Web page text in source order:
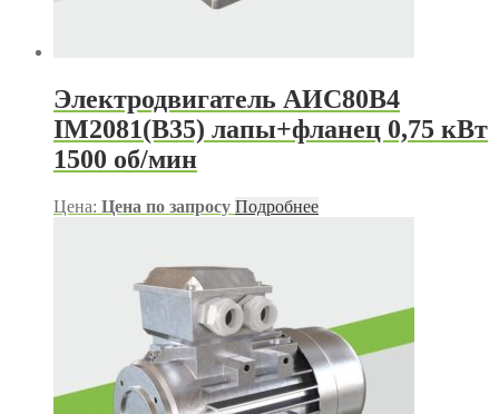
Электродвигатель АИС80В4
IM2081(B35) лапы+фланец 0,75 кВт
1500 об/мин
Цена: Цена по запросу Подробнее